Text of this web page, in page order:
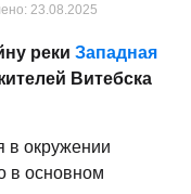
23.08.2025
реки Западная
Витебска
в окружении
в основном